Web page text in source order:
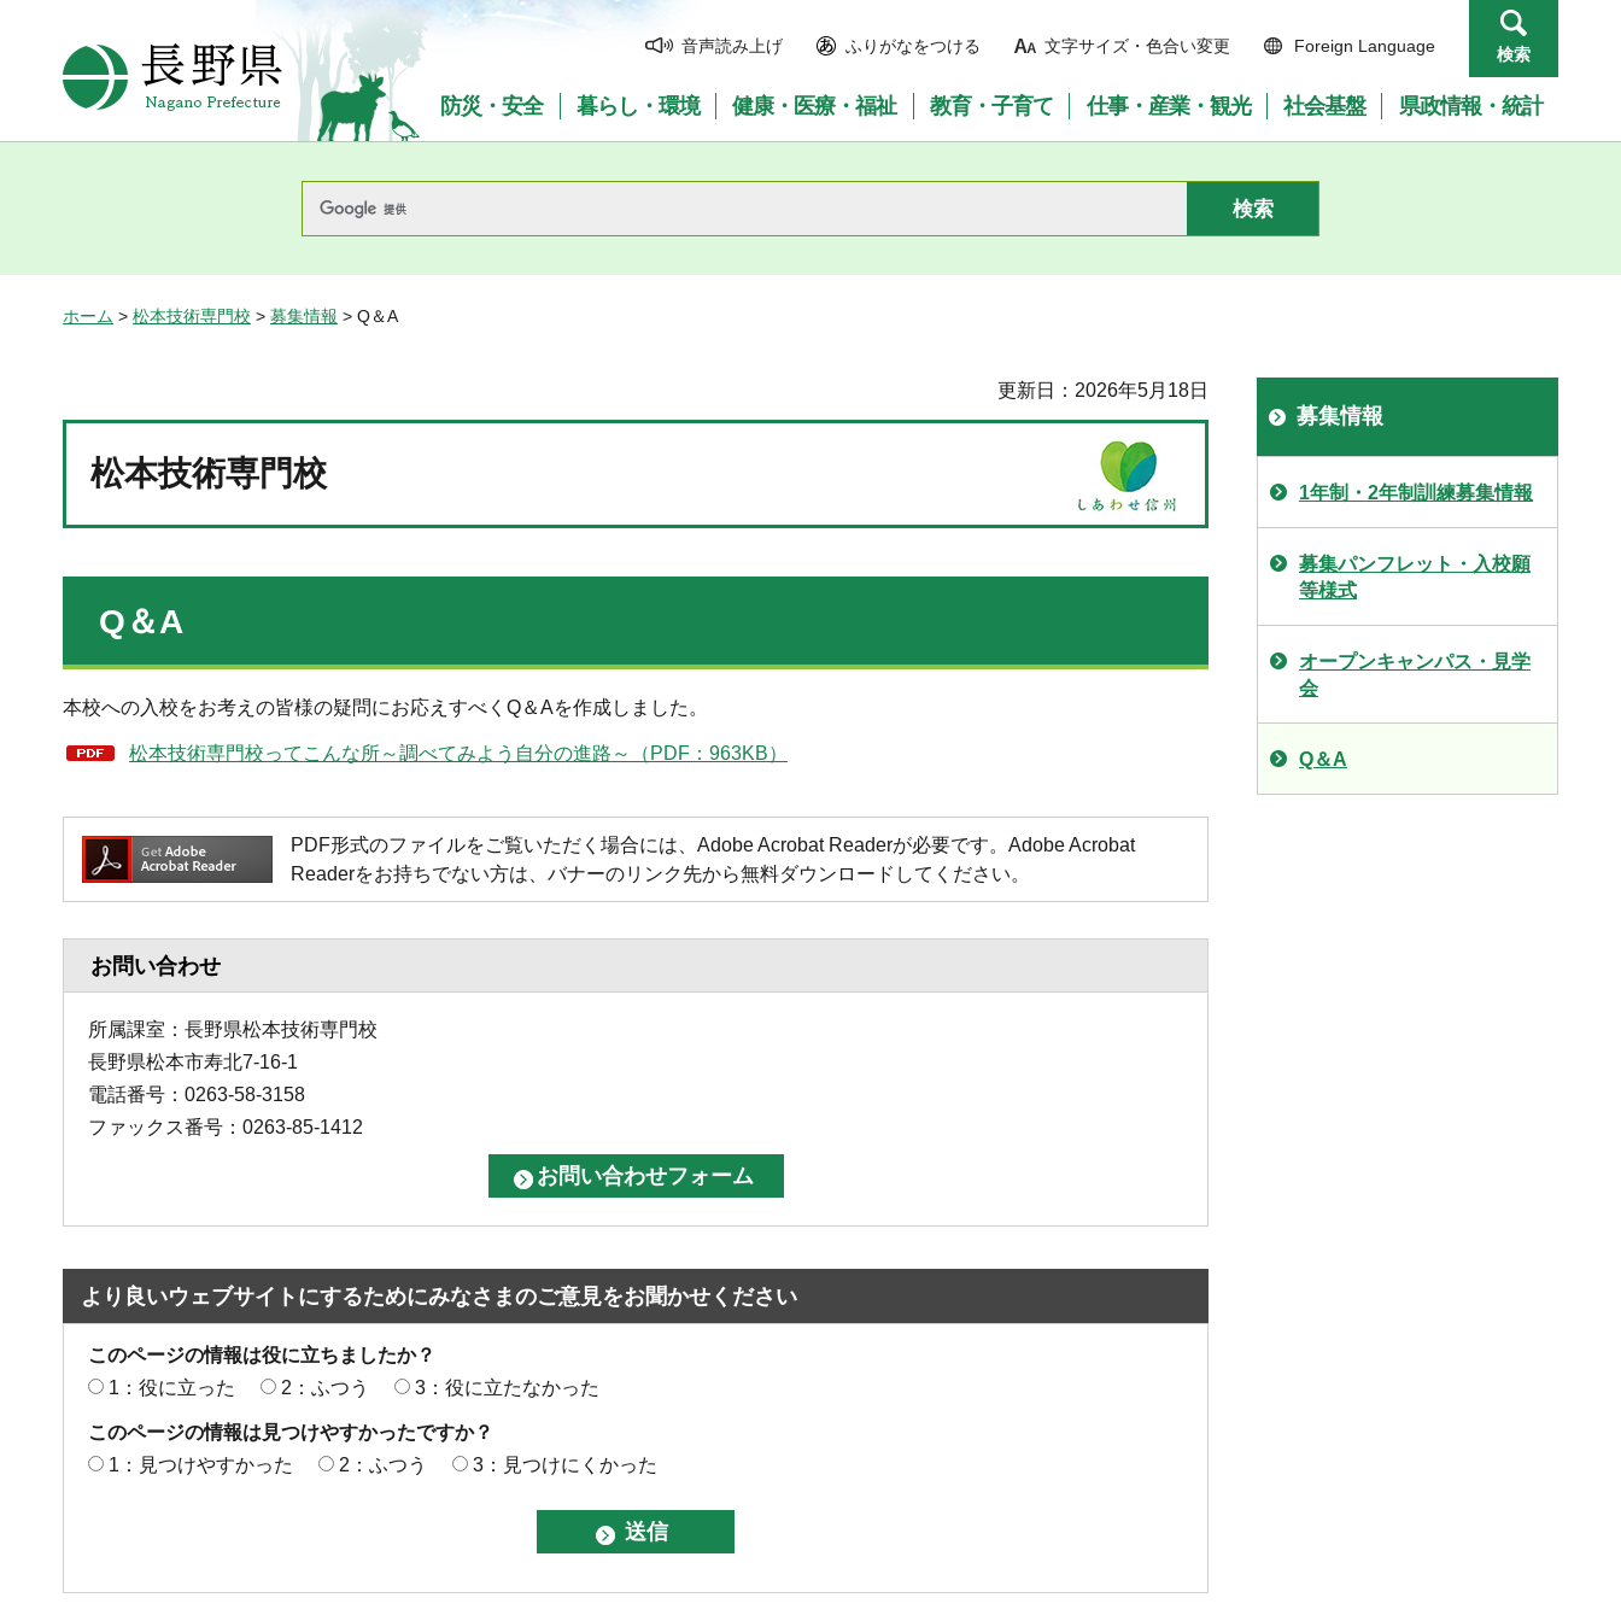
長野県Nagano Prefecture
音声読み上げ ふりがなをつける 文字サイズ・色合い変更 Foreign Language 検索
防災・安全 暮らし・環境 健康・医療・福祉 教育・子育て 仕事・産業・観光 社会基盤 県政情報・統計
ホーム > 松本技術専門校 > 募集情報 > Q＆A
更新日：2026年5月18日
松本技術専門校
Q＆A
本校への入校をお考えの皆様の疑問にお応えすべくQ＆Aを作成しました。
松本技術専門校ってこんな所～調べてみよう自分の進路～（PDF：963KB）
PDF形式のファイルをご覧いただく場合には、Adobe Acrobat Readerが必要です。Adobe Acrobat
Readerをお持ちでない方は、バナーのリンク先から無料ダウンロードしてください。
お問い合わせ
所属課室：長野県松本技術専門校
長野県松本市寿北7-16-1
電話番号：0263-58-3158
ファックス番号：0263-85-1412
より良いウェブサイトにするためにみなさまのご意見をお聞かせください
このページの情報は役に立ちましたか？
1：役に立った
2：ふつう 3：役に立たなかった
このページの情報は見つけやすかったですか？
1：見つけやすかった
2：ふつう 3：見つけにくかった
募集情報
1年制・2年制訓練募集情報
募集パンフレット・入校願
等様式
オープンキャンパス・見学
会
Q＆A